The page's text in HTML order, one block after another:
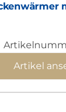
Artikel